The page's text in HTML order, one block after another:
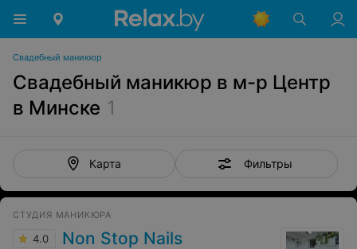
Свадебный маникюр
Свадебный маникюр в м-р Центр
в Минске 1
Карта Фильтры
СТУДИЯ МАНИКЮРА
4.0 Non Stop Nails